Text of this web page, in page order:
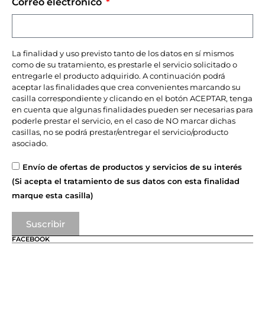
La finalidad y uso previsto tanto de los datos en sí mismos
como de su tratamiento, es prestarle el servicio solicitado o
entregarle el producto adquirido. A continuación podrá
aceptar las finalidades que crea convenientes marcando su
casilla correspondiente y clicando en el botón ACEPTAR, tenga
en cuenta que algunas finalidades pueden ser necesarias para
poderle prestar el servicio, en el caso de NO marcar dichas
casillas, no se podrá prestar/entregar el servicio/producto
asociado.
Envío de ofertas de productos y servicios de su interés
(Si acepta el tratamiento de sus datos con esta finalidad
marque esta casilla)
Suscribir
FACEBOOK